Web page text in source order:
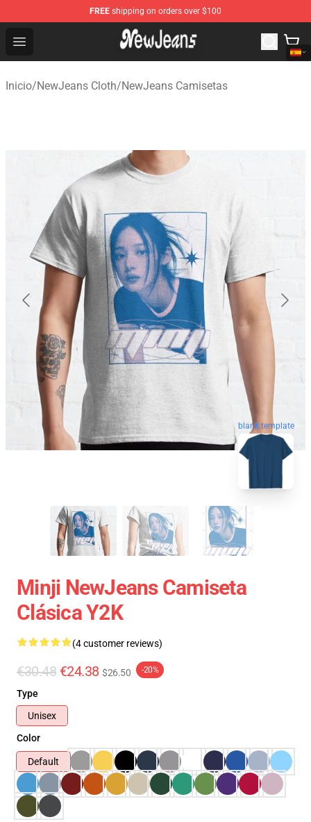
FREE shipping on orders over $100
Open menu
NewJeans Store - Official NewJeans Merchandise Shop
Inicio/NewJeans Cloth/NewJeans Camisetas
blank template
Minji NewJeans Camiseta
Clásica Y2K
(4 customer reviews)
€30.48 €24.38 $26.50 -20%
Type
Unisex
Color
Default